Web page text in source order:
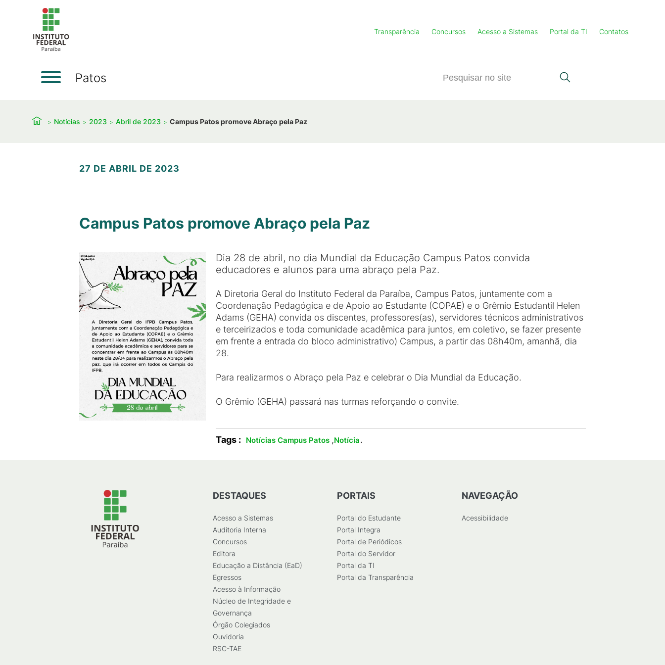
Transparência Concursos Acesso a Sistemas Portal da TI Contatos
Patos
Notícias 2023 Abril de 2023 Campus Patos promove Abraço pela Paz
27 DE ABRIL DE 2023
Campus Patos promove Abraço pela Paz
Dia 28 de abril, no dia Mundial da Educação Campus Patos convida
educadores e alunos para uma abraço pela Paz.
A Diretoria Geral do Instituto Federal da Paraíba, Campus Patos, juntamente com a
Coordenação Pedagógica e de Apoio ao Estudante (COPAE) e o Grêmio Estudantil Helen
Adams (GEHA) convida os discentes, professores(as), servidores técnicos administrativos
e terceirizados e toda comunidade acadêmica para juntos, em coletivo, se fazer presente
em frente a entrada do bloco administrativo) Campus, a partir das 08h40m, amanhã, dia
28.
Para realizarmos o Abraço pela Paz e celebrar o Dia Mundial da Educação.
O Grêmio (GEHA) passará nas turmas reforçando o convite.
Tags : Notícias Campus Patos ,Notícia.
DESTAQUES
Acesso a Sistemas
Auditoria Interna
Concursos
Editora
Educação a Distância (EaD)
Egressos
Acesso à Informação
Núcleo de Integridade e
Governança
Órgão Colegiados
Ouvidoria
RSC-TAE
PORTAIS
Portal do Estudante
Portal Integra
Portal de Periódicos
Portal do Servidor
Portal da TI
Portal da Transparência
NAVEGAÇÃO
Acessibilidade